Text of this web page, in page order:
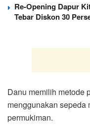
Re-Opening Dapur
Tebar Diskon 30
Danu memilih metode
menggunakan sepeda
permukiman.